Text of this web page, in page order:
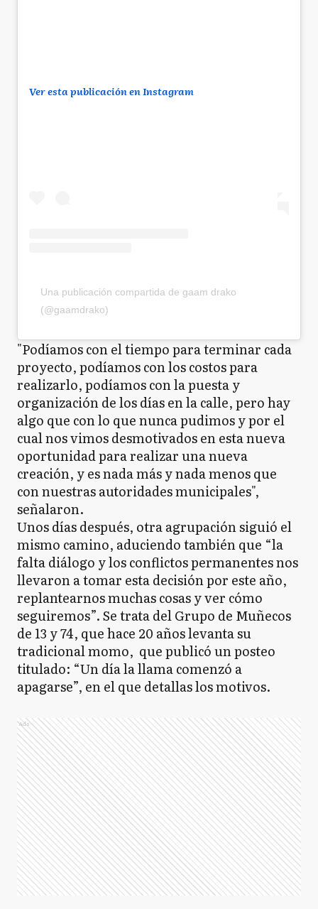
Ver esta publicación en Instagram
Una publicación compartida de gaam drako
(@gaamdrako)
"Podíamos con el tiempo para terminar cada
proyecto, podíamos con los costos para
realizarlo, podíamos con la puesta y
organización de los días en la calle, pero hay
algo que con lo que nunca pudimos y por el
cual nos vimos desmotivados en esta nueva
oportunidad para realizar una nueva
creación, y es nada más y nada menos que
con nuestras autoridades municipales",
señalaron.
Unos días después, otra agrupación siguió el
mismo camino, aduciendo también que “la
falta diálogo y los conflictos permanentes nos
llevaron a tomar esta decisión por este año,
replantearnos muchas cosas y ver cómo
seguiremos”. Se trata del Grupo de Muñecos
de 13 y 74, que hace 20 años levanta su
tradicional momo, que publicó un posteo
titulado: “Un día la llama comenzó a
apagarse”, en el que detallas los motivos.
Ads